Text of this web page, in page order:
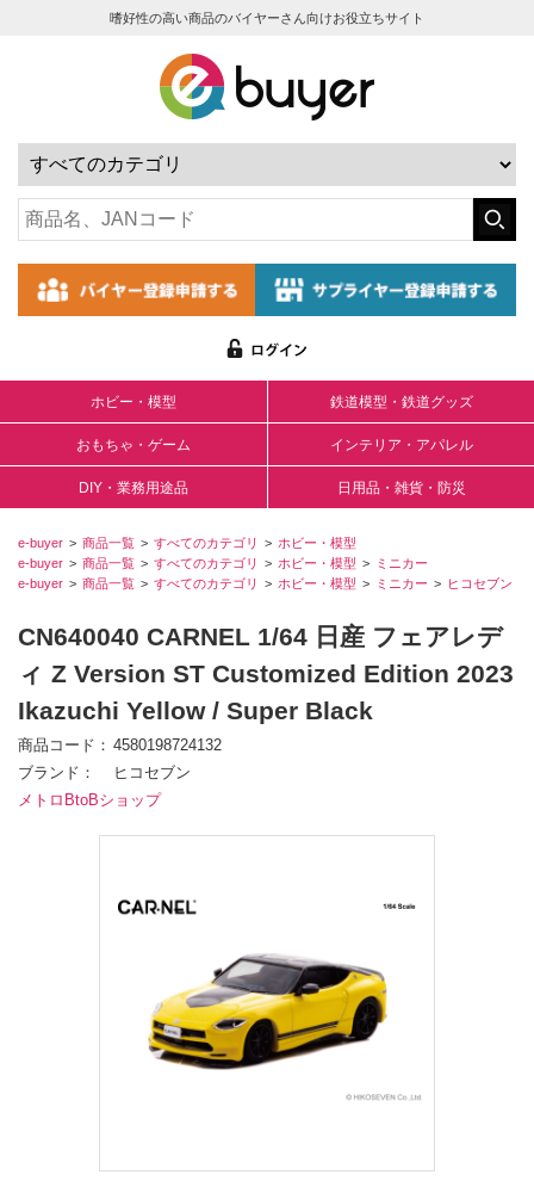
嗜好性の高い商品のバイヤーさん向けお役立ちサイト
ホビー・模型 鉄道模型・鉄道グッズ
おもちゃ・ゲーム インテリア・アパレル
DIY・業務用途品 日用品・雑貨・防災
e-buyer 商品一覧 すべてのカテゴリ
ホビー・模型
e-buyer
商品一覧 すべてのカテゴリ ホビー・模型
ミニカー
e-buyer
商品一覧 すべてのカテゴリ ホビー・模型 ミニカー ヒコセブン
CN640040 CARNEL 1/64 日産 フェアレデ
ィ Z Version ST Customized Edition 2023
Ikazuchi Yellow / Super Black
商品コード
4580198724132
ブランド
ヒコセブン
メトロBtoBショップ